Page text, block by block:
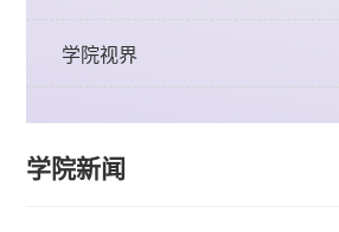
学院视界
学院新闻